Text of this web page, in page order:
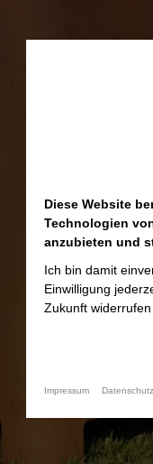
Diese Website
Technologien
anzubieten und
Ich bin damit
Einwilligung
Zukunft widerrufen
Impressum